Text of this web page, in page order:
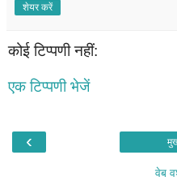
शेयर करें
कोई टिप्पणी नहीं:
एक टिप्पणी भेजें
‹
वेब